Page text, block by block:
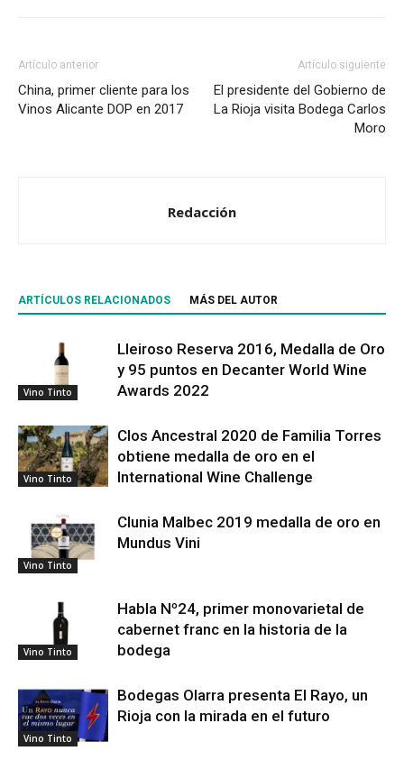
Artículo anterior
China, primer cliente para los
Vinos Alicante DOP en 2017
Artículo siguiente
El presidente del Gobierno de
La Rioja visita Bodega Carlos
Moro
Redacción
ARTÍCULOS RELACIONADOS MÁS DEL AUTOR
Vino Tinto
Lleiroso Reserva 2016, Medalla de Oro
y 95 puntos en Decanter World Wine
Awards 2022
Vino Tinto
Clos Ancestral 2020 de Familia Torres
obtiene medalla de oro en el
International Wine Challenge
Vino Tinto
Clunia Malbec 2019 medalla de oro en
Mundus Vini
Vino Tinto
Habla Nº24, primer monovarietal de
cabernet franc en la historia de la
bodega
Vino Tinto
Bodegas Olarra presenta El Rayo, un
Rioja con la mirada en el futuro